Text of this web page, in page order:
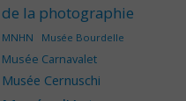
de la photographie
MNHN Musée Bourdelle
Musée Carnavalet
Musée Cernuschi